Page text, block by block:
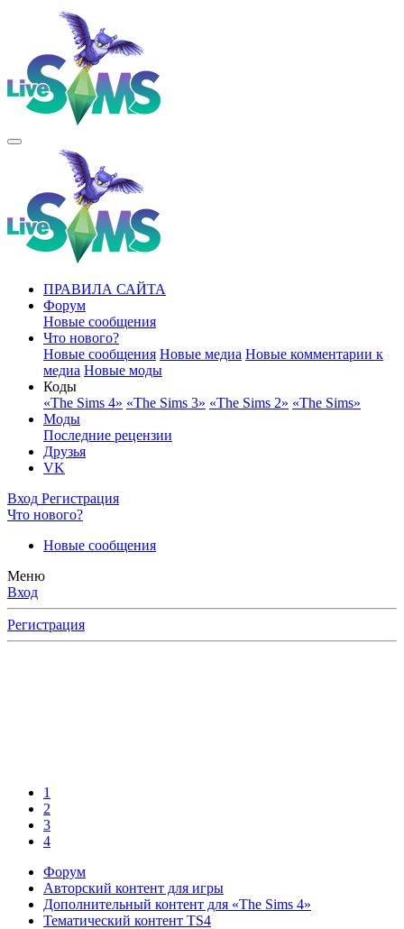
ПРАВИЛА САЙТА
Форум
Новые сообщения
Что нового?
Новые сообщения Новые медиа Новые комментарии к
медиа Новые моды
Коды
«The Sims 4» «The Sims 3» «The Sims 2» «The Sims»
Моды
Последние рецензии
Друзья
VK
Вход Регистрация
Что нового?
Новые сообщения
Меню
Вход
Регистрация
1
2
3
4
Форум
Авторский контент для игры
Дополнительный контент для «The Sims 4»
Тематический контент TS4